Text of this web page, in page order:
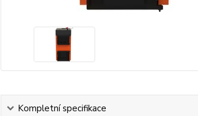
Kompletní specifikace